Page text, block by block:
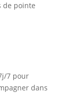
de pointe
7 pour
dans